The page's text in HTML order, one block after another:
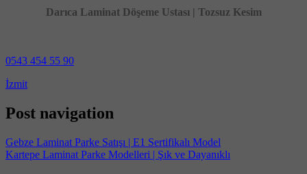
Darıca Laminat Döşeme Ustası | Tozsuz Kesim
0543 454 55 90
İzmit
Post navigation
Gebze Laminat Parke Satışı | E1 Sertifikalı Model
Kartepe Laminat Parke Modelleri | Şık ve Dayanıklı